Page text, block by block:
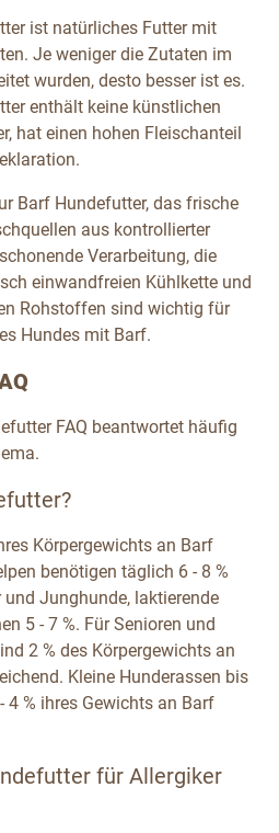
ist natürliches Futter mit
Je weniger die Zutaten im
wurden, desto besser ist es.
enthält keine künstlichen
hat einen hohen Fleischanteil
Barf Hundefutter, das frische
aus kontrollierter
Verarbeitung, die
einwandfreien Kühlkette und
Rohstoffen sind wichtig für
Hundes mit Barf.
FAQ beantwortet häufig
Körpergewichts an Barf
benötigen täglich 6 - 8 %
Junghunde, laktierende
5 - 7 %. Für Senioren und
2 % des Körpergewichts an
Kleine Hunderassen bis
4 % ihres Gewichts an Barf
für Allergiker